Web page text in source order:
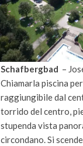
Schafbergbad –
Chiamarla piscina
raggiungibile dal
torrido del centro,
stupenda vista
circondano. Si